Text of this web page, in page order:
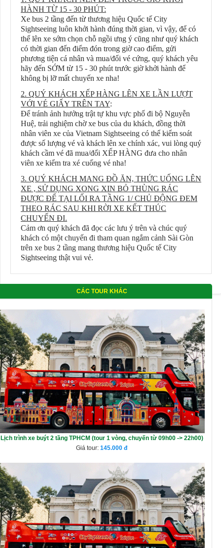
HÀNH TỪ 15 - 30 PHÚT:
Xe bus 2 tầng đến từ thương hiệu Quốc tế City
Sightseeing luôn khởi hành đúng thời gian, vì vậy, để có
thể lên xe sớm chọn chỗ ngồi ưng ý cũng như quý khách
có thời gian đến điểm đón trong giờ cao điểm, gửi
phương tiện cá nhân và mua/đổi vé cứng, quý khách yêu
hãy đến SỚM từ 15 - 30 phút trước giờ khởi hành để
không bị lỡ mất chuyến xe nha!
2. QUÝ KHÁCH XẾP HÀNG LÊN XE LẦN LƯỢT
VỚI VÉ GIẤY TRÊN TAY:
Để tránh ảnh hưởng trật tự khu vực phố đi bộ Nguyễn
Huệ, trải nghiệm chờ xe bus của du khách, đồng thời
nhân viên xe của Vietnam Sightseeing có thể kiểm soát
được số lượng vé và khách lên xe chính xác, vui lòng quý
khách cầm vé đã mua/đổi XẾP HÀNG đưa cho nhân
viên xe kiểm tra xé cuống vé nha!
3. QUÝ KHÁCH MANG ĐỒ ĂN, THỨC UỐNG LÊN
XE , SỬ DỤNG XONG XIN BỎ THÙNG RÁC
ĐƯỢC ĐỂ TẠI LỐI RA TẦNG 1/ CHỦ ĐỘNG ĐEM
THEO RÁC SAU KHI RỜI XE KẾT THÚC
CHUYẾN ĐI.
Cảm ơn quý khách đã đọc các lưu ý trên và chúc quý
khách có một chuyến đi tham quan ngắm cảnh Sài Gòn
trên xe bus 2 tầng mang thương hiệu Quốc tế City
Sightseeing thật vui vẻ.
CÁC TOUR KHÁC
Lịch trình xe buýt 2 tầng TPHCM (tour 1 vòng, chuyến từ 09h00 -> 22h00)
Giá tour: 145.000